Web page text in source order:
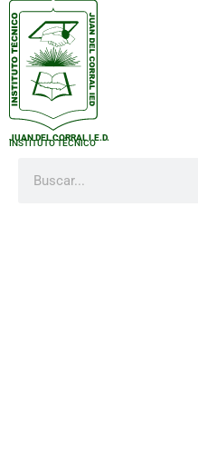
INSTITUTO TÉCNICO
JUAN DEL CORRAL I.E.D.